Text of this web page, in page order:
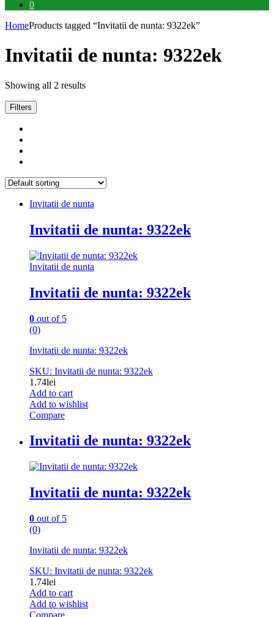
0
HomeProducts tagged “Invitatii de nunta: 9322ek”
Invitatii de nunta: 9322ek
Showing all 2 results
Filters
Invitatii de nunta
Invitatii de nunta: 9322ek
Invitatii de nunta
Invitatii de nunta: 9322ek
0 out of 5
(0)
Invitatii de nunta: 9322ek
SKU: Invitatii de nunta: 9322ek
1.74lei
Add to cart
Add to wishlist
Compare
Invitatii de nunta: 9322ek
Invitatii de nunta: 9322ek
0 out of 5
(0)
Invitatii de nunta: 9322ek
SKU: Invitatii de nunta: 9322ek
1.74lei
Add to cart
Add to wishlist